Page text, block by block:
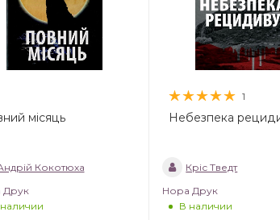
місяць
Кокотюха
Друк
1
Небезпека
Кріс Тведт
Нора Друк
В наличии